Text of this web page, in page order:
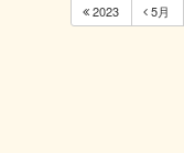
2023 5月